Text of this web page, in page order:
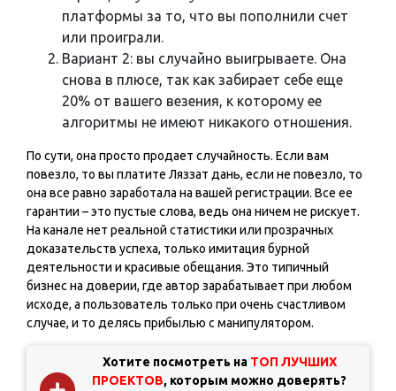
платформы за то, что вы пополнили счет
или проиграли.
Вариант 2: вы случайно выигрываете. Она
снова в плюсе, так как забирает себе еще
20% от вашего везения, к которому ее
алгоритмы не имеют никакого отношения.
По сути, она просто продает случайность. Если вам
повезло, то вы платите Ляззат дань, если не повезло, то
она все равно заработала на вашей регистрации. Все ее
гарантии – это пустые слова, ведь она ничем не рискует.
На канале нет реальной статистики или прозрачных
доказательств успеха, только имитация бурной
деятельности и красивые обещания. Это типичный
бизнес на доверии, где автор зарабатывает при любом
исходе, а пользователь только при очень счастливом
случае, и то делясь прибылью с манипулятором.
Хотите посмотреть на ТОП ЛУЧШИХ
ПРОЕКТОВ, которым можно доверять?